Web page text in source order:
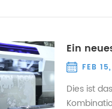
Ein
FEB
Dies ist